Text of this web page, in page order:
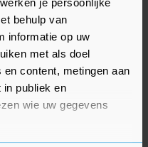
je persoonlijke
behulp van
informatie op uw
met als doel
content, metingen aan
publiek en
wie uw gegevens
in de
door
De
dan ook hoog op
tot